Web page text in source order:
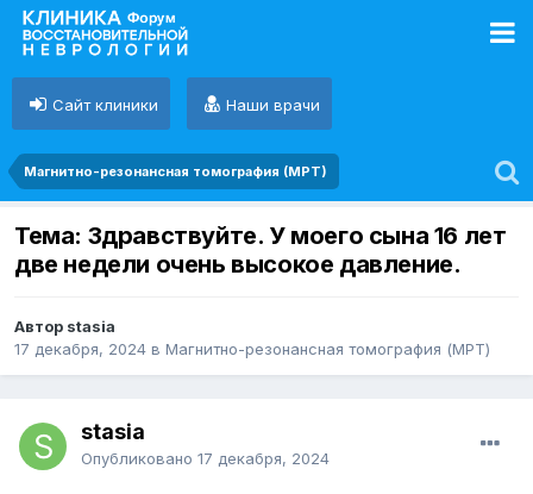
Сайт клиники Наши врачи
Магнитно-резонансная томография (МРТ)
Тема: Здравствуйте. У моего сына 16 лет
две недели очень высокое давление.
Автор stasia
17 декабря, 2024 в Магнитно-резонансная томография (МРТ)
stasia
Опубликовано 17 декабря, 2024